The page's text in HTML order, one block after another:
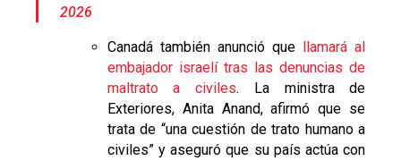
2026
Canadá también anunció que
llamará al
embajador israelí tras las denuncias de
maltrato a civiles. La ministra de
Exteriores, Anita Anand, afirmó que se
trata de “una cuestión de trato humano a
civiles” y aseguró que su país actúa con